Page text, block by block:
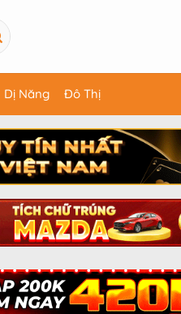
Dị Năng Đô Thị